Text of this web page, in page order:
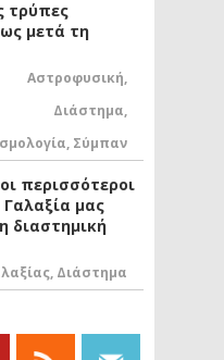
τρύπες
μετά τη
Αστροφυσική,
Διάστημα,
, Σύμπαν
περισσότεροι
Γαλαξία μας
διαστημική
, Διάστημα